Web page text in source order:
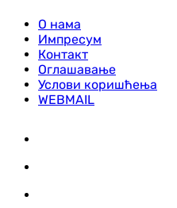
О нама
Импресум
Контакт
Оглашавање
Услови коришћења
WEBMAIL